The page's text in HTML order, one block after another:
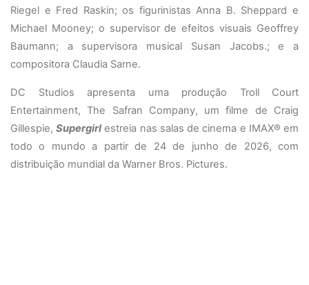
Riegel e Fred Raskin; os figurinistas Anna B. Sheppard e
Michael Mooney; o supervisor de efeitos visuais Geoffrey
Baumann; a supervisora musical Susan Jacobs.; e a
compositora Claudia Sarne.
DC Studios apresenta uma produção Troll Court
Entertainment, The Safran Company, um filme de Craig
Gillespie,Supergirl estreia nas salas de cinema e IMAX® em
todo o mundo a partir de 24 de junho de 2026, com
distribuição mundial da Warner Bros. Pictures.